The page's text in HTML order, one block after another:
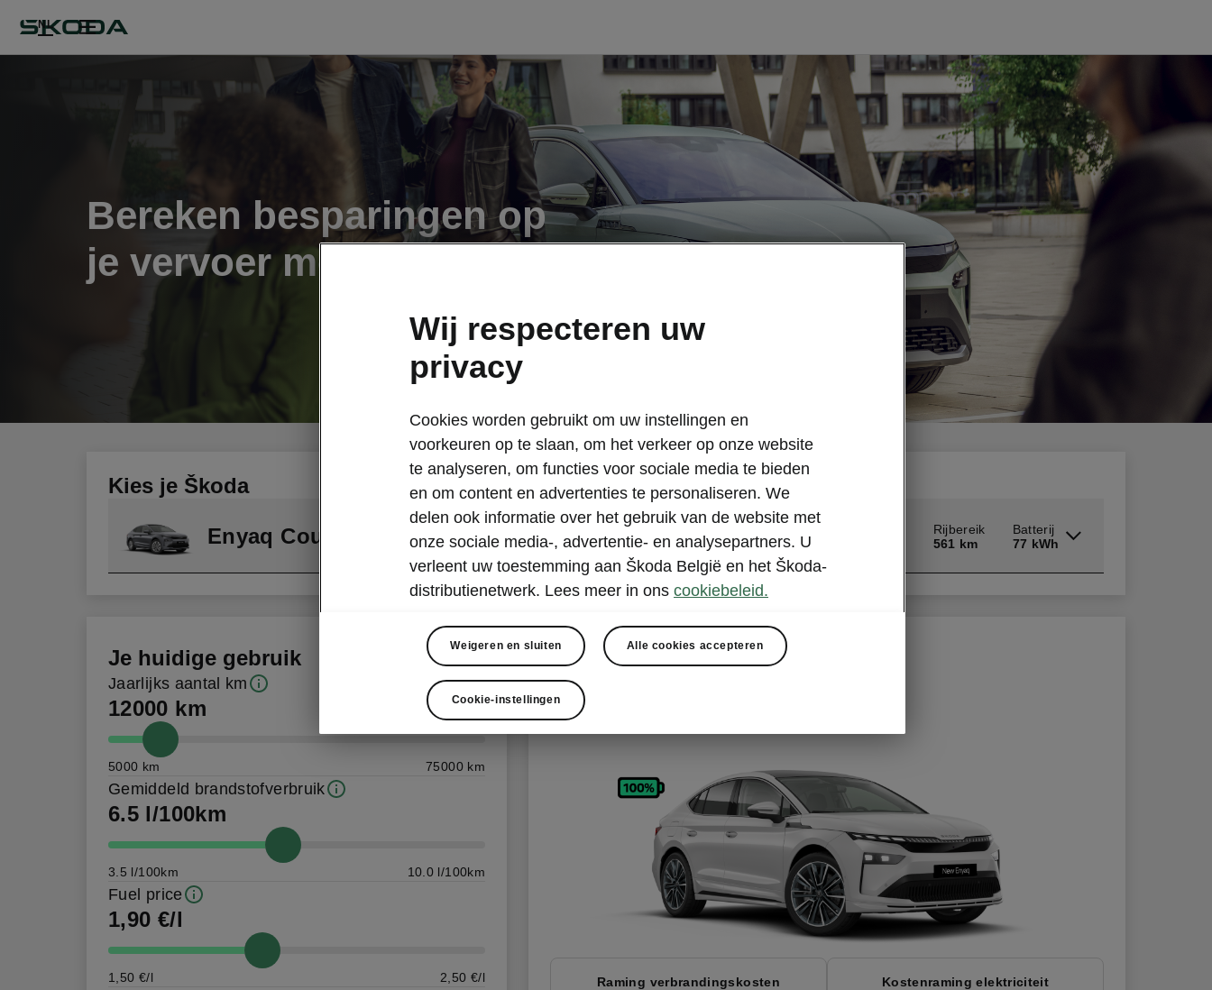
NL
Bereken besparingen op
je vervoer met iV
Kies je Škoda
Enyaq Coupé Enyaq Coupé
82 kWh
Rijbereik
561 km
Batterij
77 kWh
Je huidige gebruik
Jaarlijks aantal km
12000 km
5000 km 75000 km
Gemiddeld brandstofverbruik
6.5 l/100km
3.5 l/100km 10.0 l/100km
Fuel price
1,90 €/l
1,50 €/l 2,50 €/l
Geraamde besparingen
870,00 €
Raming verbrandingskosten Kostenraming elektriciteit
Wij respecteren uw
privacy
Cookies worden gebruikt om uw instellingen en
voorkeuren op te slaan, om het verkeer op onze website
te analyseren, om functies voor sociale media te bieden
en om content en advertenties te personaliseren. We
delen ook informatie over het gebruik van de website met
onze sociale media-, advertentie- en analysepartners. U
verleent uw toestemming aan Škoda België en het Škoda-
distributienetwerk. Lees meer in ons cookiebeleid.
Weigeren en sluiten Alle cookies accepteren
Cookie-instellingen